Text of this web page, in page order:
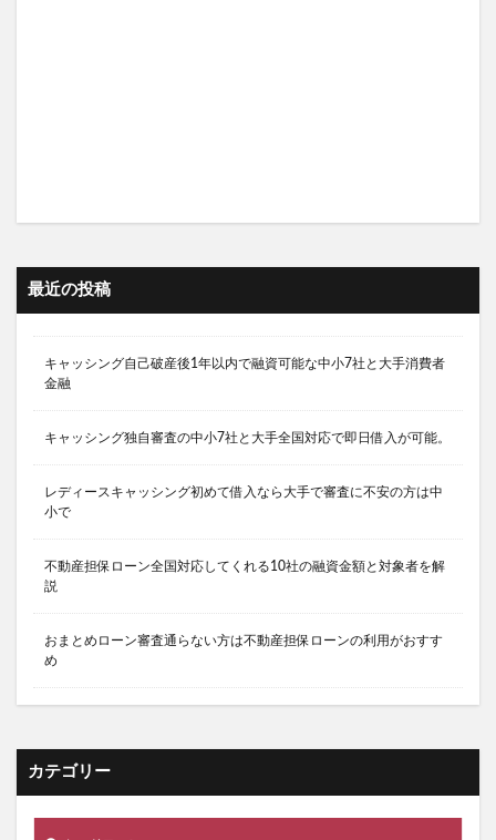
キャッシング自己破産後1年以内で融資可能な中小7社と大手消費者
金融
キャッシング独自審査の中小7社と大手全国対応で即日借入が可能。
小で
不動産担保ローン全国対応してくれる10社の融資金額と対象者を解
説
おまとめローン審査通らない方は不動産担保ローンの利用がおすす
め
カードローン